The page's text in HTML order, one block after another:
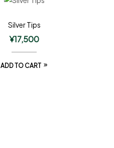
Silver Tips
¥17,500
ADD TO CART